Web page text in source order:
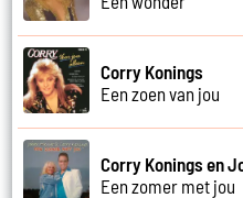
Corry Konings
Een zoen van jou
Corry Konings en
Een zomer met jou